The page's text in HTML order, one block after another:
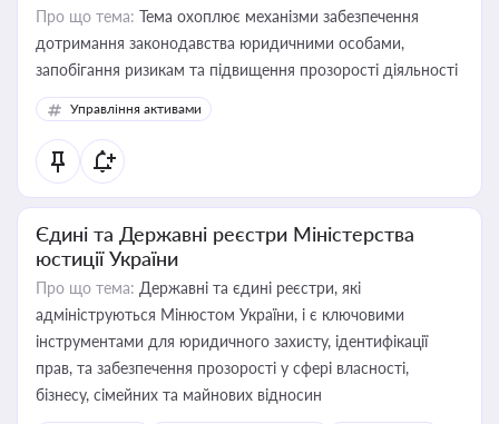
Про що тема: Тема охоплює механізми забезпечення
дотримання законодавства юридичними особами,
запобігання ризикам та підвищення прозорості діяльності
Управління активами
Єдині та Державні реєстри Міністерства
юстиції України
Про що тема: Державні та єдині реєстри, які
адмініструються Мінюстом України, і є ключовими
інструментами для юридичного захисту, ідентифікації
прав, та забезпечення прозорості у сфері власності,
бізнесу, сімейних та майнових відносин